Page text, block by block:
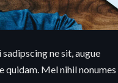
ne sit, augue
quidam. Mel nihil nonumes